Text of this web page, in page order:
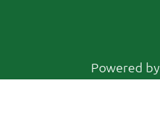
Powered by